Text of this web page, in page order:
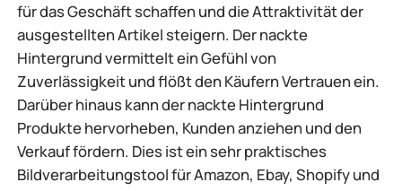
für das Geschäft schaffen und die Attraktivität der
ausgestellten Artikel steigern. Der nackte
Hintergrund vermittelt ein Gefühl von
Zuverlässigkeit und flößt den Käufern Vertrauen ein.
Darüber hinaus kann der nackte Hintergrund
Produkte hervorheben, Kunden anziehen und den
Verkauf fördern. Dies ist ein sehr praktisches
Bildverarbeitungstool für Amazon, Ebay, Shopify und